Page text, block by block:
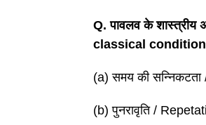
Q.पावलव के
classical
(a) समय की
(b) पुनरावृति /